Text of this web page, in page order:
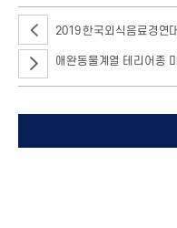
2019 한국외식음료경연
애완동물계열 테리어종